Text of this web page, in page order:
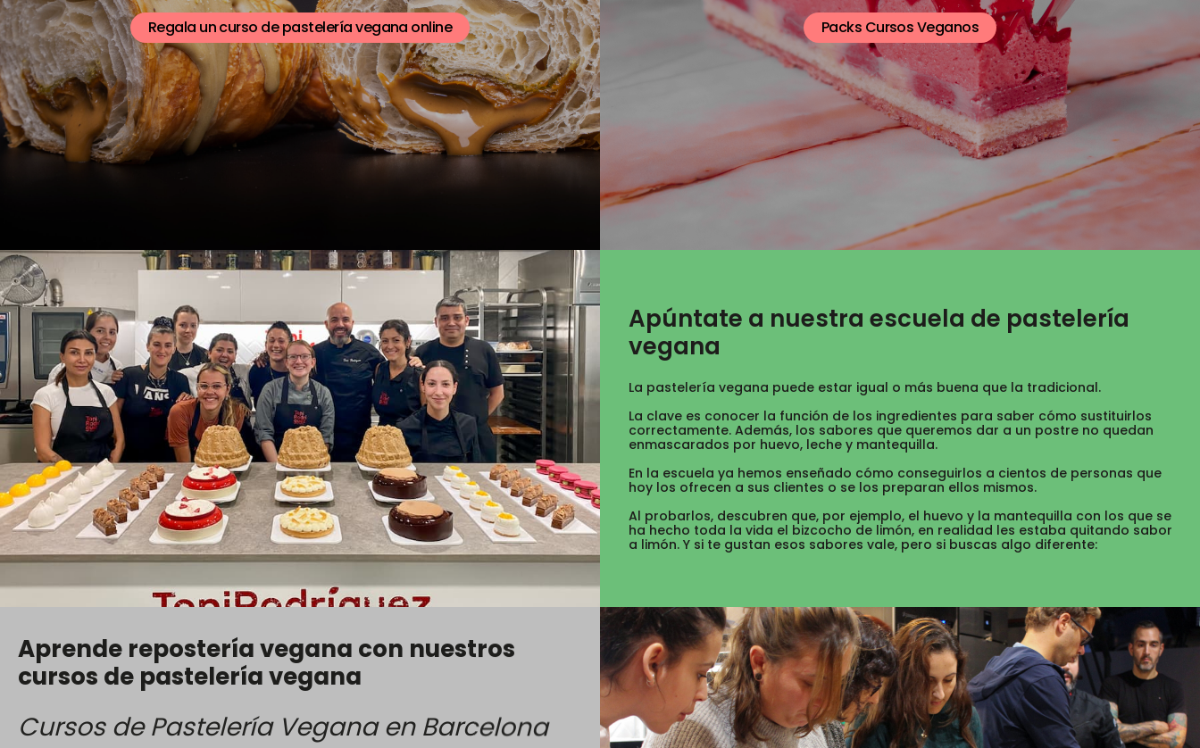
Regala un curso de pastelería vegana online Packs Cursos Veganos
Apúntate a nuestra escuela de pastelería
vegana
La pastelería vegana puede estar igual o más buena que la tradicional.
La clave es conocer la función de los ingredientes para saber cómo sustituirlos
correctamente. Además, los sabores que queremos dar a un postre no quedan
enmascarados por huevo, leche y mantequilla.
En la escuela ya hemos enseñado cómo conseguirlos a cientos de personas que
hoy los ofrecen a sus clientes o se los preparan ellos mismos.
Al probarlos, descubren que, por ejemplo, el huevo y la mantequilla con los que se
ha hecho toda la vida el bizcocho de limón, en realidad les estaba quitando sabor
a limón. Y si te gustan esos sabores vale, pero si buscas algo diferente:
Aprende repostería vegana con nuestros
cursos de pastelería vegana
Cursos de Pastelería Vegana en Barcelona